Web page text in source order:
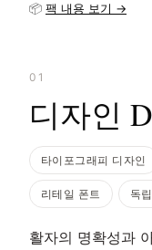
📦 팩 내용 보기 →
01
디자인
타이포그래피 디자인
리테일 폰트 독
활자의 명확성과